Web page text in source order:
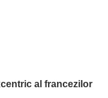
al francezilor